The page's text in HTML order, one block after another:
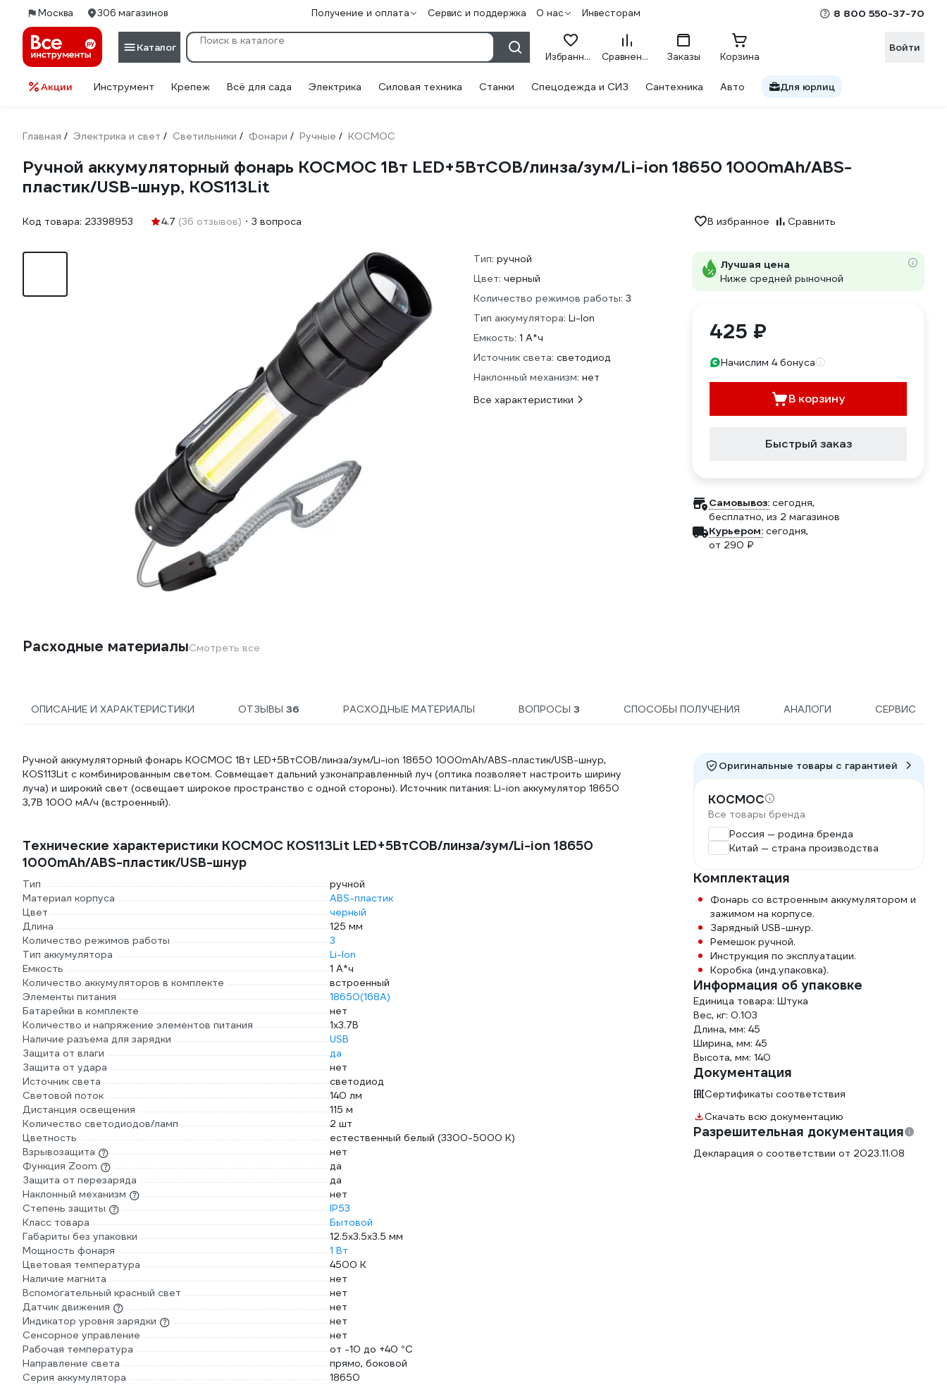
Москва 306 магазинов Получение и оплата Сервис и поддержка О нас Инвесторам 8 800 550-37-70
Каталог
Избранное Сравнение Заказы Корзина
Войти
Акции Инструмент Крепеж Всё для сада Электрика Силовая техника Станки Спецодежда и СИЗ Сантехника Авто Для юрлиц
Главная / Электрика и свет / Светильники / Фонари / Ручные / КОСМОС
Ручной аккумуляторный фонарь КОСМОС 1Вт LED+5ВтCOB/линза/зум/Li-ion 18650 1000mAh/ABS-
пластик/USB-шнур, KOS113Lit
Код товара: 23398953 4.7 (36 отзывов) 3 вопроса В избранное Сравнить
Тип: ручной
Цвет: черный
Количество режимов работы: 3
Тип аккумулятора: Li-Ion
Емкость: 1 А*ч
Источник света: светодиод
Наклонный механизм: нет
Все характеристики
Лучшая цена
Ниже средней рыночной
425 ₽
Начислим 4 бонуса
В корзину
Быстрый заказ
Самовывоз: сегодня,
бесплатно, из 2 магазинов
Курьером: сегодня,
от 290 ₽
Расходные материалыСмотреть все
ОПИСАНИЕ И ХАРАКТЕРИСТИКИ ОТЗЫВЫ 36 РАСХОДНЫЕ МАТЕРИАЛЫ ВОПРОСЫ 3 СПОСОБЫ ПОЛУЧЕНИЯ АНАЛОГИ СЕРВИС
Ручной аккумуляторный фонарь КОСМОС 1Вт LED+5ВтCOB/линза/зум/Li-ion 18650 1000mAh/ABS-пластик/USB-шнур,
KOS113Lit с комбинированным светом. Совмещает дальний узконаправленный луч (оптика позволяет настроить ширину
луча) и широкий свет (освещает широкое пространство с одной стороны). Источник питания: Li-ion аккумулятор 18650
3,7В 1000 мА/ч (встроенный).
Технические характеристики КОСМОС KOS113Lit LED+5ВтCOB/линза/зум/Li-ion 18650
1000mAh/ABS-пластик/USB-шнур
Тип
ручной
Материал корпуса
ABS-пластик
Цвет
черный
Длина
125 мм
Количество режимов работы
3
Тип аккумулятора
Li-Ion
Емкость
1 А*ч
Количество аккумуляторов в комплекте
встроенный
Элементы питания
18650(168A)
Батарейки в комплекте
нет
Количество и напряжение элементов питания
1х3.7В
Наличие разъема для зарядки
USB
Защита от влаги
да
Защита от удара
нет
Источник света
светодиод
Световой поток
140 лм
Дистанция освещения
115 м
Количество светодиодов/ламп
2 шт
Цветность
естественный белый (3300-5000 К)
Взрывозащита
нет
Функция Zoom
да
Защита от перезаряда
да
Наклонный механизм
нет
Степень защиты
IP53
Класс товара
Бытовой
Габариты без упаковки
12.5x3.5x3.5 мм
Мощность фонаря
1 Вт
Цветовая температура
4500 К
Наличие магнита
нет
Вспомогательный красный свет
нет
Датчик движения
нет
Индикатор уровня зарядки
нет
Сенсорное управление
нет
Рабочая температура
от -10 до +40 °С
Направление света
прямо, боковой
Серия аккумулятора
18650
Оригинальные товары c гарантией
КОСМОС
Все товары бренда
Россия — родина бренда
Китай — страна производства
Комплектация
Фонарь со встроенным аккумулятором и
зажимом на корпусе.
Зарядный USB-шнур.
Ремешок ручной.
Инструкция по эксплуатации.
Коробка (инд.упаковка).
Информация об упаковке
Единица товара: Штука
Вес, кг: 0.103
Длина, мм: 45
Ширина, мм: 45
Высота, мм: 140
Документация
Сертификаты соответствия
Скачать всю документацию
Разрешительная документация
Декларация о соответствии от 2023.11.08